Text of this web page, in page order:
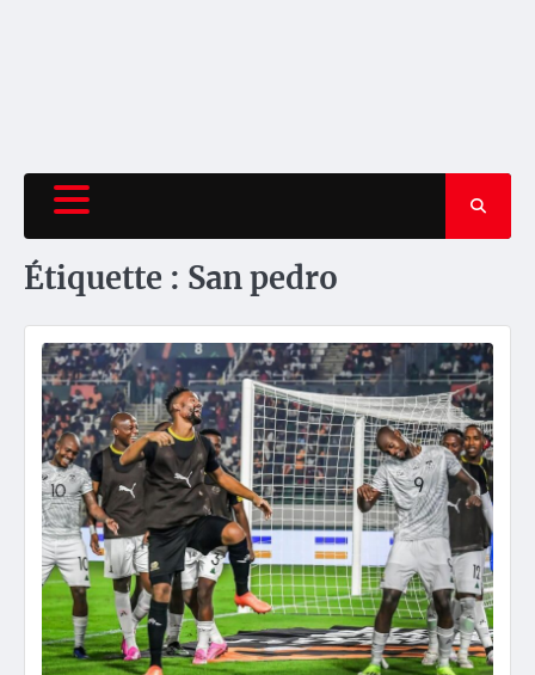
Étiquette : San pedro